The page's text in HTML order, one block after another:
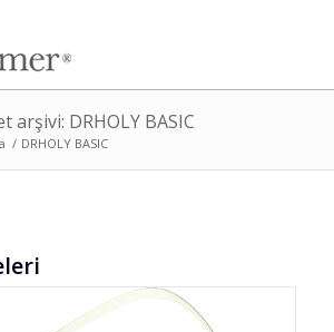
arşivi: DRHOLY BASIC
/ DRHOLY BASIC